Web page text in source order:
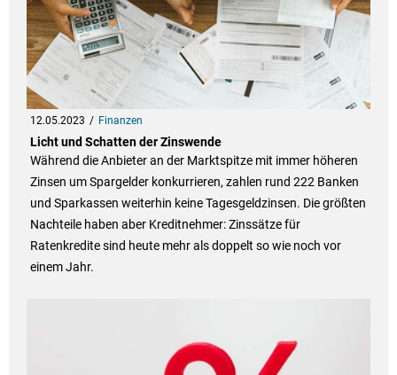
12.05.2023 Finanzen
Licht und Schatten der Zinswende
Während die Anbieter an der Marktspitze mit immer höheren
Zinsen um Spargelder konkurrieren, zahlen rund 222 Banken
und Sparkassen weiterhin keine Tagesgeldzinsen. Die größten
Nachteile haben aber Kreditnehmer: Zinssätze für
Ratenkredite sind heute mehr als doppelt so wie noch vor
einem Jahr.